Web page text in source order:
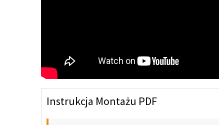
Instrukcja Montażu PDF